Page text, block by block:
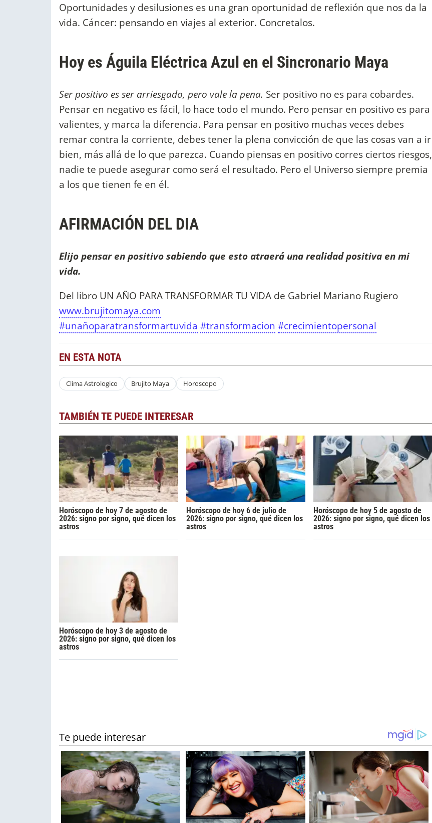
Oportunidades y desilusiones es una gran oportunidad de reflexión que nos da la
vida. Cáncer: pensando en viajes al exterior. Concretalos.
Hoy es Águila Eléctrica Azul en el Sincronario Maya
Ser positivo es ser arriesgado, pero vale la pena. Ser positivo no es para cobardes.
Pensar en negativo es fácil, lo hace todo el mundo. Pero pensar en positivo es para
valientes, y marca la diferencia. Para pensar en positivo muchas veces debes
remar contra la corriente, debes tener la plena convicción de que las cosas van a ir
bien, más allá de lo que parezca. Cuando piensas en positivo corres ciertos riesgos,
nadie te puede asegurar como será el resultado. Pero el Universo siempre premia
a los que tienen fe en él.
AFIRMACIÓN DEL DIA
Elijo pensar en positivo sabiendo que esto atraerá una realidad positiva en mi
vida.
Del libro UN AÑO PARA TRANSFORMAR TU VIDA de Gabriel Mariano Rugiero
www.brujitomaya.com
#unañoparatransformartuvida #transformacion #crecimientopersonal
EN ESTA NOTA
Clima Astrologico Brujito Maya Horoscopo
TAMBIÉN TE PUEDE INTERESAR
Horóscopo de hoy 7 de agosto de
2026: signo por signo, qué dicen los
astros
Horóscopo de hoy 6 de julio de
2026: signo por signo, qué dicen los
astros
Horóscopo de hoy 5 de agosto de
2026: signo por signo, qué dicen los
astros
Horóscopo de hoy 3 de agosto de
2026: signo por signo, qué dicen los
astros